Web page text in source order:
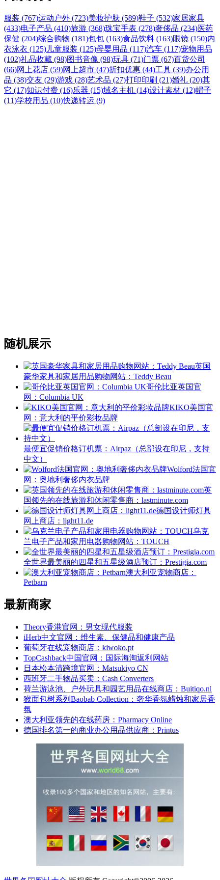
服装 (767)运动户外 (723)美妆护肤 (589)鞋子 (532)家居家具
(433)电子产品 (410)旅游 (368)珠宝手表 (278)奢侈品 (234)医药
保健 (204)综合购物 (181)包包 (163)食品饮料 (163)眼镜 (150)内
衣泳衣 (125) 儿童服装 (125)母婴用品 (117)汽车 (117)宠物用品
(102)礼品收藏 (98)图书音像 (98)玩具 (71)门票 (67)百货公司
(66)网上花店 (59)网上超市 (47)折扣优惠 (44)工具 (39)办公用
品 (38)交友 (29)游戏 (28)艺术品 (27)打印印刷 (21)婚礼 (20)其
它 (17)知识付费 (16)乐器 (15)域名主机 (14)设计素材 (12)帽子
(11)学校用品 (10)快递转运 (9)
随机展示
英国
豪华家具和家居用品购物网站：Teddy Beau
哥伦比亚英国官
网：Columbia UK
KIKO美国官
网：意大利的平价彩妆品牌
最便宜促销价格订机票：Airpaz（总部设在印尼，支持
中文）
Wolford法国官
网：奥地利奢侈内衣品牌
英
国领先的在线旅游和休闲零售商：lastminute.com
德国设计师灯具
网上商店：light11.de
乌克
兰电子产品和家用电器购物网站：TOUCH
全世界最美丽的四星和五星级酒店预订：Prestigia.com
澳大利亚宠物商店：
Petbarn
最新商家
Theory香港官网：男女现代服装
iHerb中文官网：维生素、保健品和健康产品
葡萄牙在线宠物商店：kiwoko.pt
TopCashback中国官网：国际海淘返利网站
日本松本清跨境官网：Matsukiyo CN
西班牙二手物品买卖：Cash Converters
荷兰游泳池、户外玩具和园艺用品在线商店：Buitiqo.nl
猴面包树系列Baobab Collection：奢华香氛蜡烛和家居香
氛
澳大利亚领先的在线药房：Pharmacy Online
德国排名第一的商业办公用品供应商：Printus